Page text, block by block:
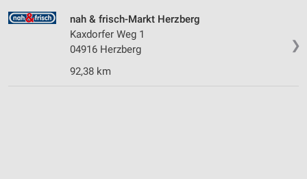
❯
nah & frisch-Markt Herzberg
Kaxdorfer Weg 1
04916 Herzberg
92,38 km